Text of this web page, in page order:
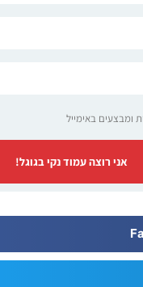
ומבצעים באימייל
אני רוצה עמוד נקי בגוגל!